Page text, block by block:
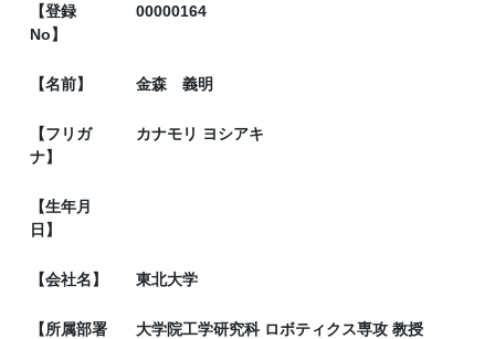
【登録
No】
00000164
【名前】 金森 義明
【フリガ
ナ】
カナモリ ヨシアキ
【生年月
日】
【会社名】 東北大学
【所属部署
大学院工学研究科 ロボティクス専攻 教授